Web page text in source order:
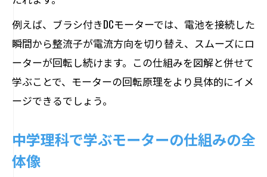
電磁誘導がモーターの回る原理を生み出
す
モーターの仕組みを電磁誘導で理解しよ
う
導
例えば、ブラシ付きDCモーターでは、電池を接続した
瞬間から整流子が電流方向を切り替え、スムーズにロ
ーターが回転し続けます。この仕組みを図解と併せて
学ぶことで、モーターの回転原理をより具体的にイメ
ージできるでしょう。
中学理科で学ぶモーターの仕組みの全
体像